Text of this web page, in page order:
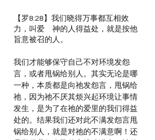
【罗8:28】我们晓得万事都互相效
力，叫爱　神的人得益处，就是按他
旨意被召的人。
我们才能够保守自己不对环境发怨
言，或者甩锅给别人。其实无论是哪
一种，本质都是向祂发怨言，甩锅给
祂，因为祂不厌其烦兴起环境让事情
发生，是为了在祂的爱里的我们得益
处的。结果我们还对此不满发怨言甩
锅给别人，就是对祂的不满意啊！还